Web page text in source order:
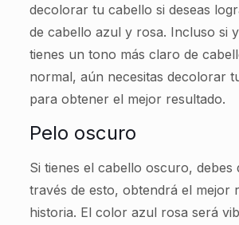
decolorar tu cabello si deseas
de cabello azul y rosa. Incluso si
tienes un tono más claro de
normal, aún necesitas decolorar
para obtener el mejor resultado.
Pelo oscuro
Si tienes el cabello oscuro, debes
través de esto, obtendrá el mejor
historia. El color azul rosa será